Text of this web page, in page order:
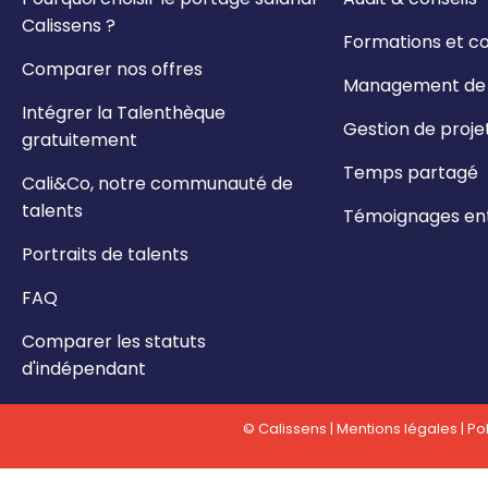
Calissens ?
Comparer nos offres
Intégrer la Talenthèque
gratuitement
Cali&Co, notre communauté de
talents
Portraits de talents
FAQ
Comparer les statuts
d'indépendant
Formations et
Management
Gestion de
Temps partagé
Témoignages
© Calissens | Mentions légales |